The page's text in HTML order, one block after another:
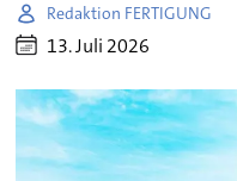
Redaktion FERTIGUNG
13. Juli 2026